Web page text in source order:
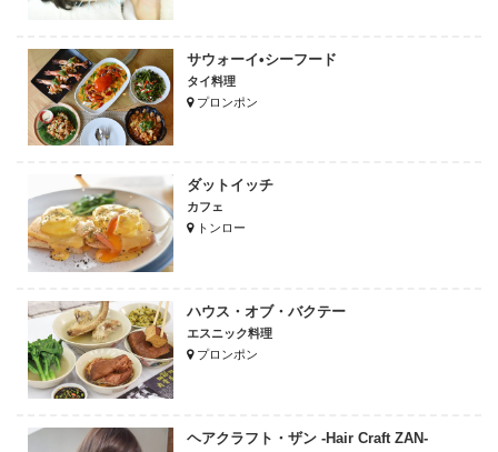
サウォーイ•シーフード
タイ料理
プロンポン
ダットイッチ
カフェ
トンロー
ハウス・オブ・バクテー
エスニック料理
プロンポン
ヘアクラフト・ザン -Hair Craft ZAN-